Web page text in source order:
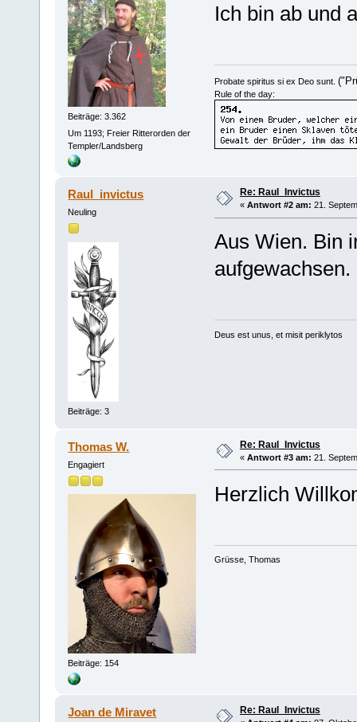
Beiträge: 3.362
Um 1193; Freier Ritterorden der
Templer/Landsberg
Ich bin ab und
Probate spiritus si ex Deo sunt.
Rule of the day:
Raul_invictus
Neuling
Beiträge: 3
Re: Raul_Invictus
« Antwort #2 am: 21.
Aus Wien. Bin
aufgewachsen.
Deus est unus, et misit periklytos
Thomas W.
Engagiert
Beiträge: 154
Re: Raul_Invictus
« Antwort #3 am: 21.
Herzlich
Grüsse, Thomas
Joan de Miravet Re: Raul_Invictus